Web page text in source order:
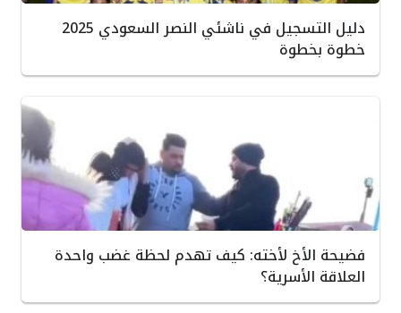
دليل التسجيل في ناشئي النصر السعودي 2025
خطوة بخطوة
فضيحة الأخ لأخته: كيف تهدم لحظة غضب واحدة
العلاقة الأسرية؟